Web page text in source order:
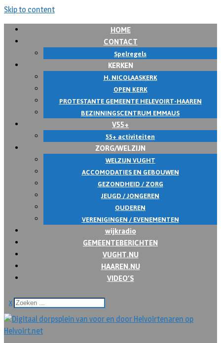
Skip to content
HOME
CONTACT
Spelregels
KERKEN
H. NICOLAASKERK
OPEN KERK
PROTESTANTE GEMEENTE HELEVOIRT-HAAREN
BEZINNINGSCENTRUM EMMAUS
V55+
55+ activiteiten
ZORG/WELZIJN
WELZIJN VUGHT
ACCOMODATIES EN GEBOUWEN
GEZONDHEID / ZORG
JEUGD / JONGEREN
OUDEREN
VERENIGINGEN / EVENEMENTEN
wijkradio
GEMEENTEBERICHTEN
VUGHT.NU
HAAREN.NU
VIDEO’S
x